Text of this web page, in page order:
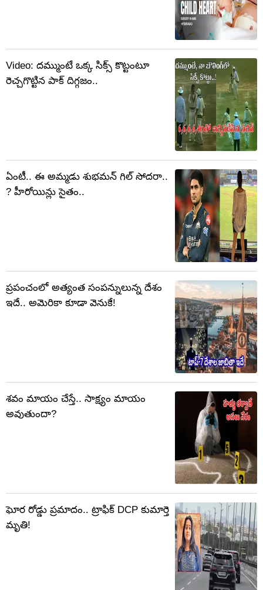
Video: దమ్ముంటే ఒక్క సిక్స్ కొట్టంటూ
రెచ్చగొట్టిన పాక్ దిగ్గజం..
ఏంటీ.. ఈ అమ్మడు శుభమన్ గిల్ సోదరా..
? హీరోయిన్లు సైతం..
ప్రపంచంలో అత్యంత సంపన్నులున్న దేశం
ఇదే.. అమెరికా కూడా వెనుకే!
శవం మాయం చేస్తే.. సాక్ష్యం మాయం
అవుతుందా?
ఘోర రోడ్డు ప్రమాదం.. ట్రాఫిక్‌ DCP కుమార్తె
మృతి!